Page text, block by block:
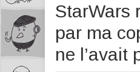
StarWars
par ma
ne l’avait